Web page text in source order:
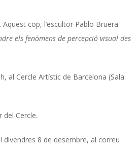
cop, l’escultor Pablo Bruera
els fenòmens de percepció visual des
al Cercle Artístic de Barcelona (Sala
del Cercle.
8 de desembre, al correu